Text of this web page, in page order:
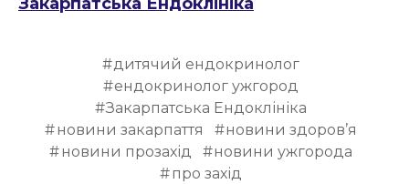
дитячий ендокринолог
ендокринолог ужгород
Закарпатська Ендоклініка
новини закарпаття
новини здоров’я
новини прозахід
новини ужгорода
про захід